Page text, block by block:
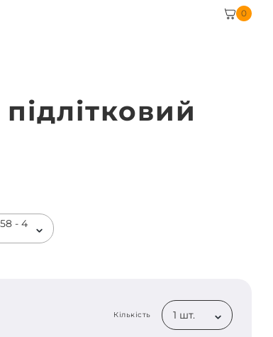
0
- 4
Кількість 1 шт.